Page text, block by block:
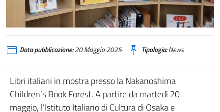
Data pubblicazione:20 Maggio 2025 Tipologia:News
Libri italiani in mostra presso la Nakanoshima
Children’s Book Forest. A partire da martedì 20
maggio, l’Istituto Italiano di Cultura di Osaka e